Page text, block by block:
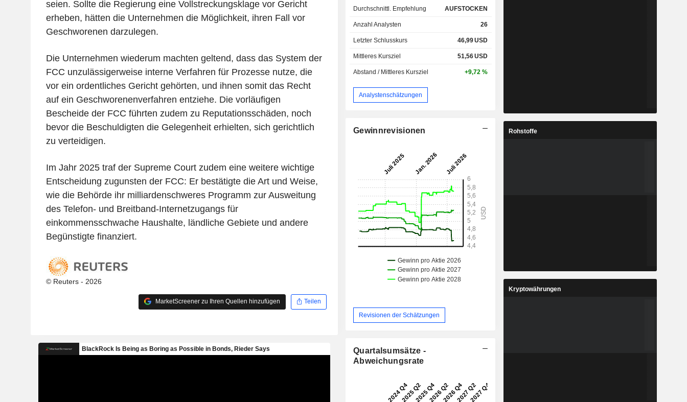
seien. Sollte die Regierung eine Vollstreckungsklage vor Gericht
erheben, hätten die Unternehmen die Möglichkeit, ihren Fall vor
Geschworenen darzulegen.
Die Unternehmen wiederum machten geltend, dass das System der
FCC unzulässigerweise interne Verfahren für Prozesse nutze, die
vor ein ordentliches Gericht gehörten, und ihnen somit das Recht
auf ein Geschworenenverfahren entziehe. Die vorläufigen
Bescheide der FCC führten zudem zu Reputationsschäden, noch
bevor die Beschuldigten die Gelegenheit erhielten, sich gerichtlich
zu verteidigen.
Im Jahr 2025 traf der Supreme Court zudem eine weitere wichtige
Entscheidung zugunsten der FCC: Er bestätigte die Art und Weise,
wie die Behörde ihr milliardenschweres Programm zur Ausweitung
des Telefon- und Breitband-Internetzugangs für
einkommensschwache Haushalte, ländliche Gebiete und andere
Begünstigte finanziert.
© Reuters - 2026
MarketScreener zu Ihren Quellen hinzufügen Teilen
Durchschnittl. Empfehlung AUFSTOCKEN
Anzahl Analysten 26
Letzter Schlusskurs 46,99USD
Mittleres Kursziel 51,56USD
Abstand / Mittleres Kursziel +9,72 %
Analystenschätzungen
Gewinnrevisionen
Revisionen der Schätzungen
Quartalsumsätze -
Abweichungsrate
Rohstoffe
Kryptowährungen